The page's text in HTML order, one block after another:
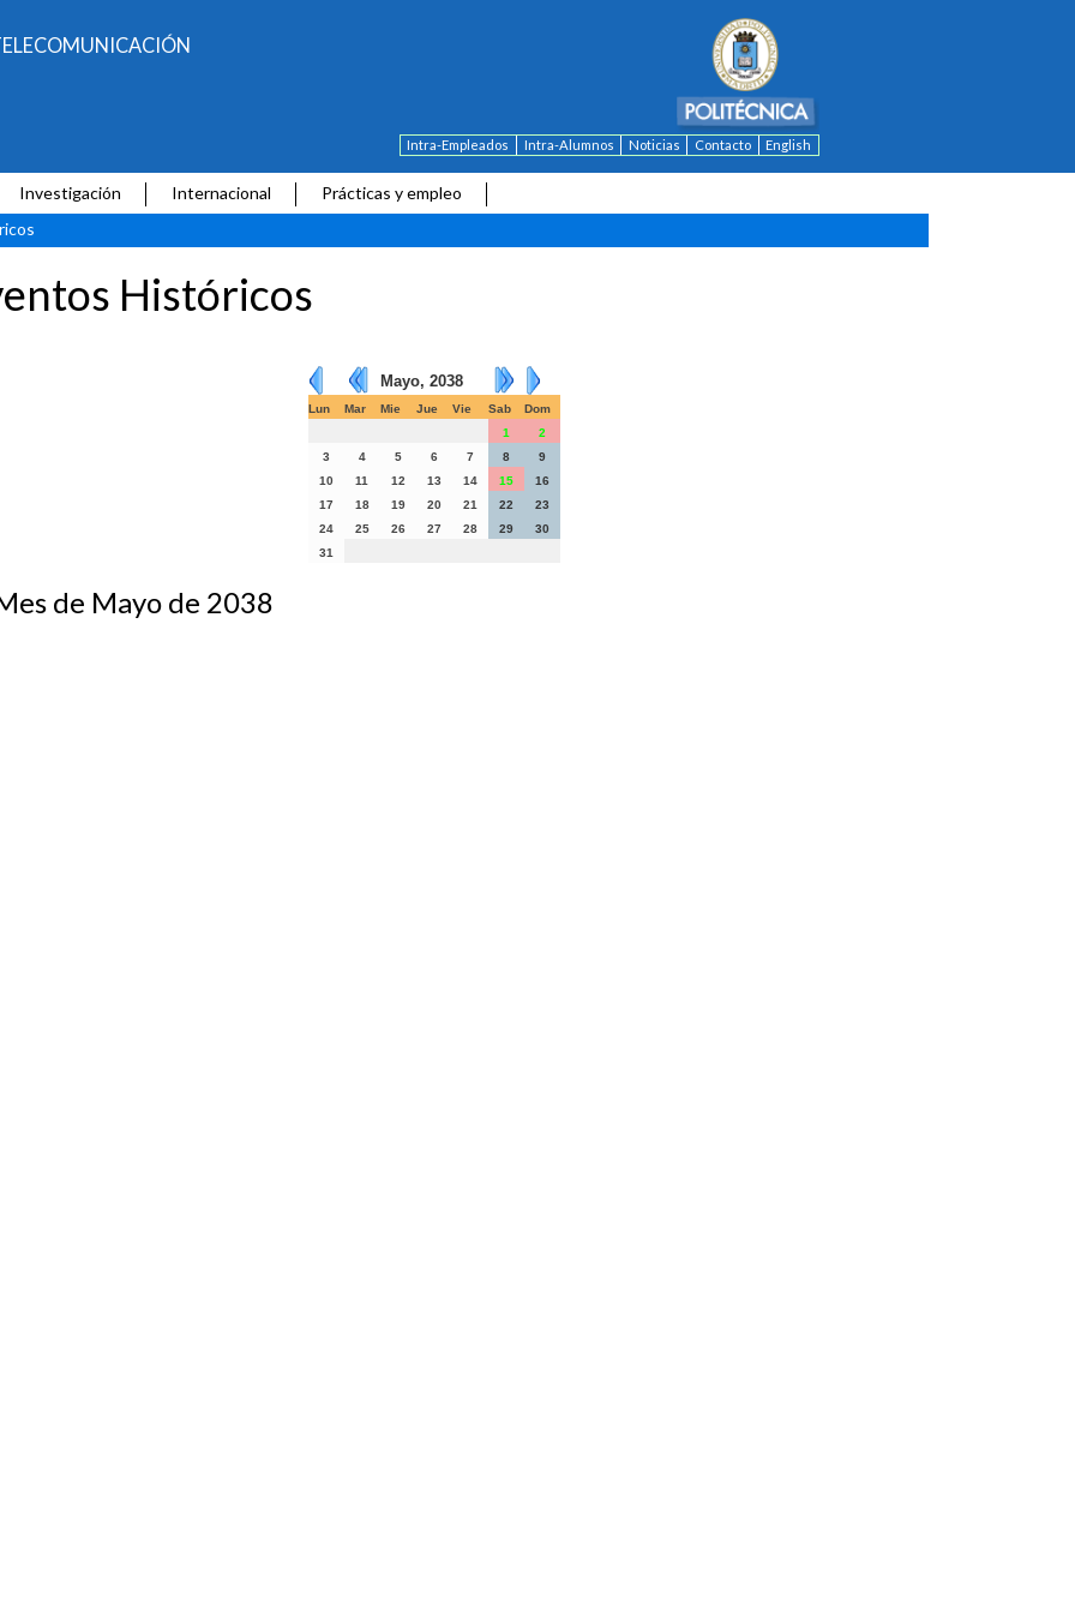
Intra-Empleados Intra-Alumnos Noticias Contacto English
Investigación Internacional
Prácticas y empleo
Históricos
Mayo, 2038
Lun Mar Mie Jue Vie Sab
Dom
1
2
3
4 5 6 7 8
9
10
11 12 13 14 15
16
17
18 19 20 21 22
23
24
25 26 27 28 29
30
31
de Mayo de 2038